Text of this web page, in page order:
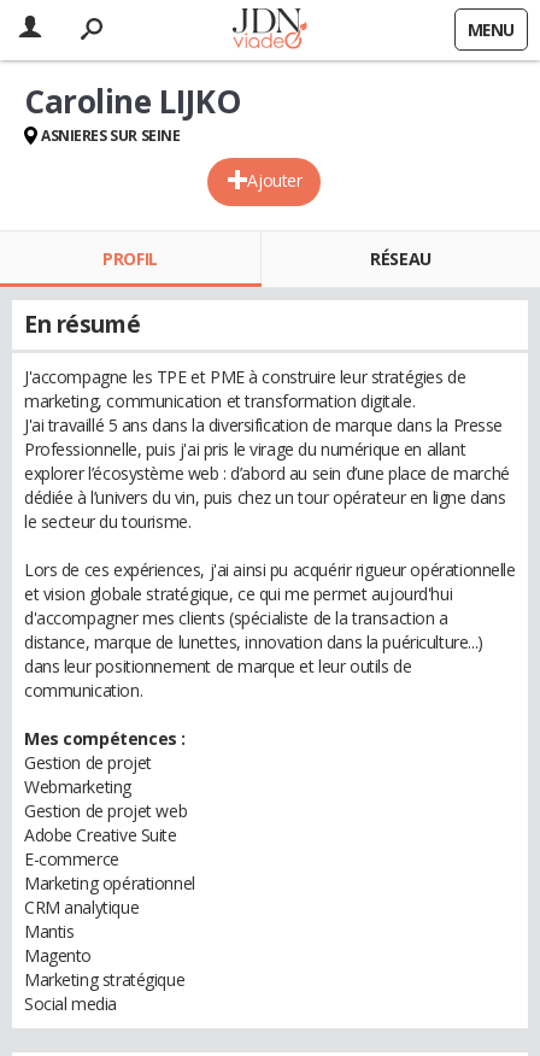
MENU
Ajouter
Caroline LIJKO
ASNIERES SUR SEINE
PROFIL RÉSEAU
En résumé
J'accompagne les TPE et PME à construire leur stratégies de
marketing, communication et transformation digitale.
J'ai travaillé 5 ans dans la diversification de marque dans la Presse
Professionnelle, puis j'ai pris le virage du numérique en allant
explorer l’écosystème web : d’abord au sein d’une place de marché
dédiée à l’univers du vin, puis chez un tour opérateur en ligne dans
le secteur du tourisme.
Lors de ces expériences, j'ai ainsi pu acquérir rigueur opérationnelle
et vision globale stratégique, ce qui me permet aujourd'hui
d'accompagner mes clients (spécialiste de la transaction a
distance, marque de lunettes, innovation dans la puériculture...)
dans leur positionnement de marque et leur outils de
communication.
Mes compétences :
Gestion de projet
Webmarketing
Gestion de projet web
Adobe Creative Suite
E-commerce
Marketing opérationnel
CRM analytique
Mantis
Magento
Marketing stratégique
Social media